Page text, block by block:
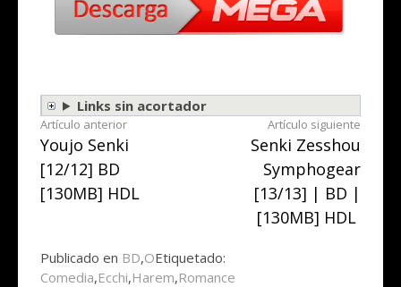
Links sin acortador
Seguir
leyendo
Artículo anterior
Youjo Senki
[12/12] BD
[130MB] HDL
Artículo siguiente
Senki Zesshou
Symphogear
[13/13] | BD |
[130MB] HDL
Publicado en BD,OEtiquetado:
Comedia,Ecchi,Harem,Romance